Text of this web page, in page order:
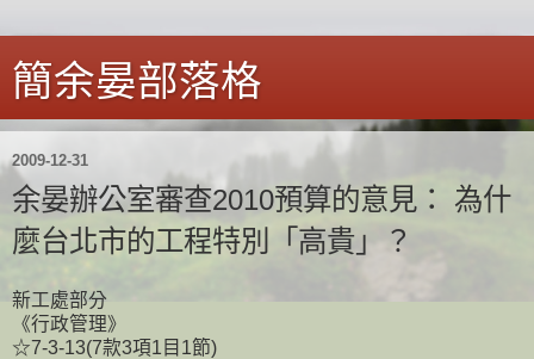
簡余晏部落格
2009-12-31
余晏辦公室審查2010預算的意見： 為什
麼台北市的工程特別「高貴」？
新工處部分
《行政管理》
☆7-3-13(7款3項1目1節)